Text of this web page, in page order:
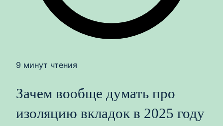
9 минут чтения
Зачем вообще думать про
изоляцию вкладок в 2025 году